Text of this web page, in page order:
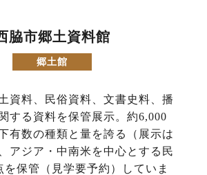
脇市郷土資料館
郷土館
資料、民俗資料、文書史料、播
する資料を保管展示。約6,000
有数の種類と量を誇る（展示は
アジア・中南米を中心とする民
を保管（見学要予約）していま